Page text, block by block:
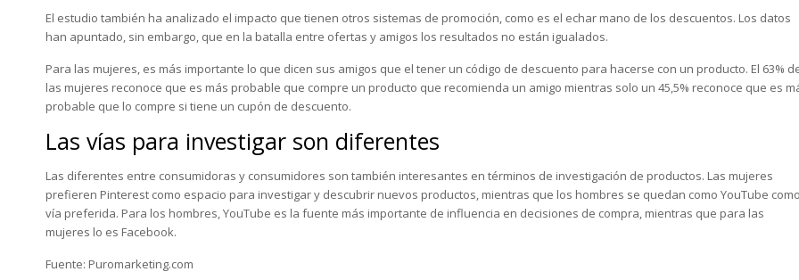
El estudio también ha analizado el impacto que tienen otros sistemas de promoción, como es el echar mano de los descuentos. Los datos
han apuntado, sin embargo, que en la batalla entre ofertas y amigos los resultados no están igualados.
Para las mujeres, es más importante lo que dicen sus amigos que el tener un código de descuento para hacerse con un producto. El 63%
las mujeres reconoce que es más probable que compre un producto que recomienda un amigo mientras solo un 45,5% reconoce que es
probable que lo compre si tiene un cupón de descuento.
Las vías para investigar son diferentes
Las diferentes entre consumidoras y consumidores son también interesantes en términos de investigación de productos. Las mujeres
prefieren Pinterest como espacio para investigar y descubrir nuevos productos, mientras que los hombres se quedan como YouTube
vía preferida. Para los hombres, YouTube es la fuente más importante de influencia en decisiones de compra, mientras que para las
mujeres lo es Facebook.
Fuente: Puromarketing.com